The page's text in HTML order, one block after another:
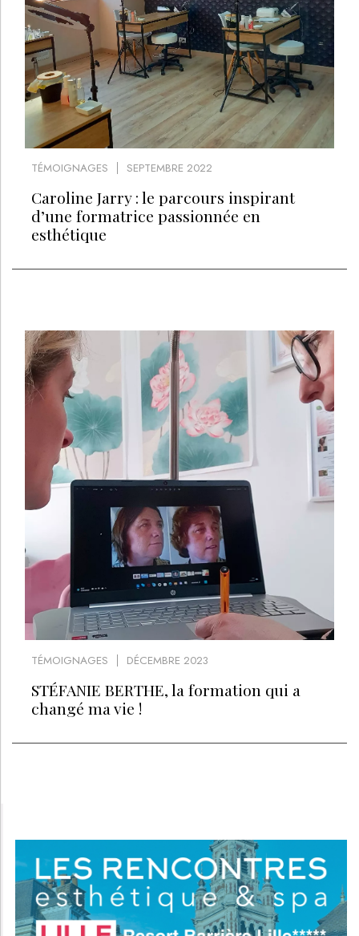
TÉMOIGNAGES SEPTEMBRE 2022
Caroline Jarry : le parcours inspirant
d’une formatrice passionnée en
esthétique
TÉMOIGNAGES DÉCEMBRE 2023
STÉFANIE BERTHE, la formation qui a
changé ma vie !